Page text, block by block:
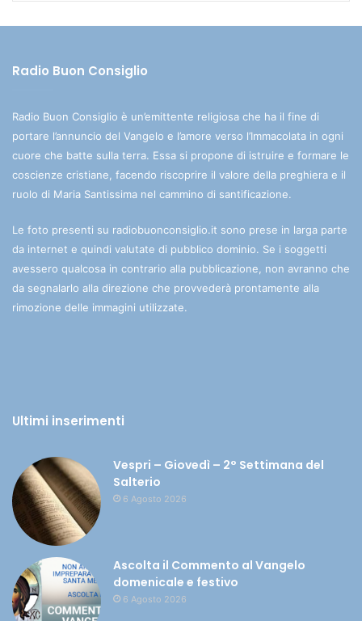
Radio Buon Consiglio
Radio Buon Consiglio è un’emittente religiosa che ha il fine di
portare l’annuncio del Vangelo e l’amore verso l’Immacolata in ogni
cuore che batte sulla terra. Essa si propone di istruire e formare le
coscienze cristiane, facendo riscoprire il valore della preghiera e il
ruolo di Maria Santissima nel cammino di santificazione.
Le foto presenti su radiobuonconsiglio.it sono prese in larga parte
da internet e quindi valutate di pubblico dominio. Se i soggetti
avessero qualcosa in contrario alla pubblicazione, non avranno che
da segnalarlo alla direzione che provvederà prontamente alla
rimozione delle immagini utilizzate.
Ultimi inserimenti
Vespri – Giovedì – 2° Settimana del
Salterio
6 Agosto 2026
Ascolta il Commento al Vangelo
domenicale e festivo
6 Agosto 2026